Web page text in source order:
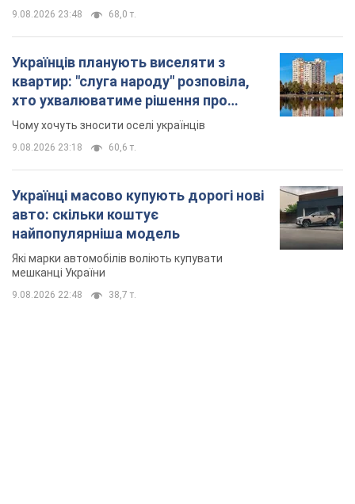
Українці масово купують дорогі нові
авто: скільки коштує
найпопулярніша модель
Які марки автомобілів воліють купувати